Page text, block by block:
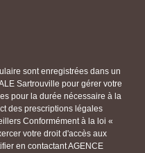
sont enregistrées dans un
Sartrouville pour gérer votre
pour la durée nécessaire à la
des prescriptions légales
Conformément à la loi «
votre droit d'accès aux
en contactant AGENCE